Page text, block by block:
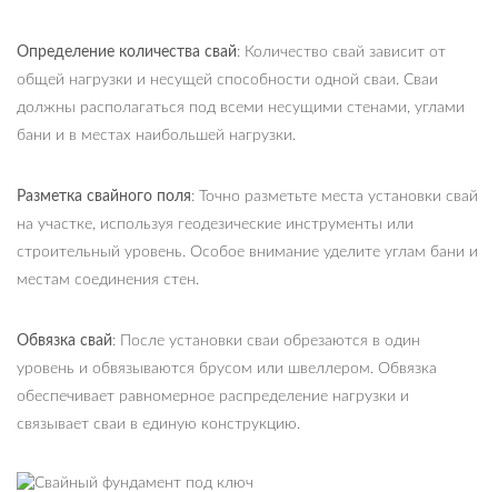
Определение количества свай: Количество свай зависит от
общей нагрузки и несущей способности одной сваи. Сваи
должны располагаться под всеми несущими стенами, углами
бани и в местах наибольшей нагрузки.
Разметка свайного поля: Точно разметьте места установки свай
на участке, используя геодезические инструменты или
строительный уровень. Особое внимание уделите углам бани и
местам соединения стен.
Обвязка свай: После установки сваи обрезаются в один
уровень и обвязываются брусом или швеллером. Обвязка
обеспечивает равномерное распределение нагрузки и
связывает сваи в единую конструкцию.